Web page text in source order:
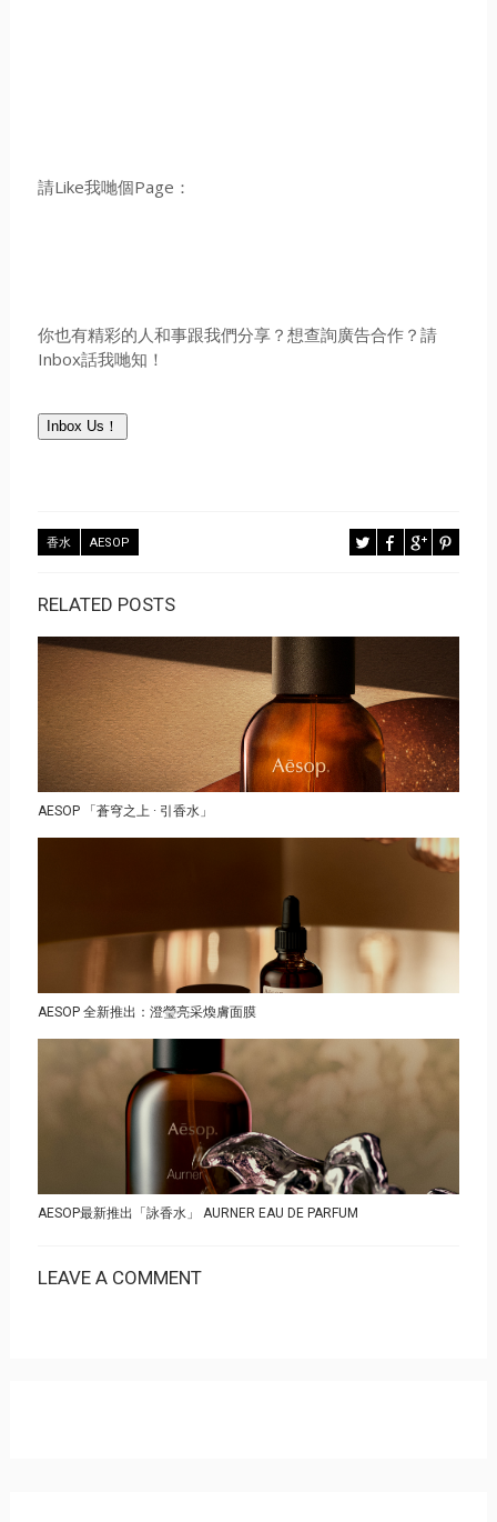
請Like我哋個Page：
你也有精彩的人和事跟我們分享？想查詢廣告合作？請
Inbox話我哋知！
Inbox Us！
香水 AESOP
RELATED POSTS
AESOP 「蒼穹之上 · 引香水」
AESOP 全新推出：澄瑩亮采煥膚面膜
AESOP最新推出「詠香水」 AURNER EAU DE PARFUM
LEAVE A COMMENT